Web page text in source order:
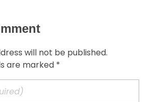
will not be published.
are marked *